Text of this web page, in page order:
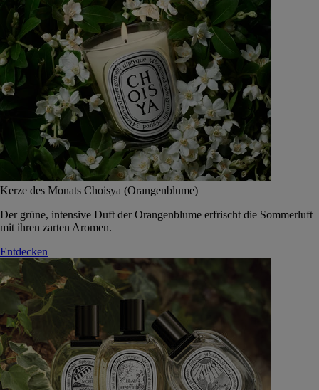
Kerze des Monats Choisya (Orangenblume)
Der grüne, intensive Duft der Orangenblume erfrischt die Sommerluft
mit ihren zarten Aromen.
Entdecken